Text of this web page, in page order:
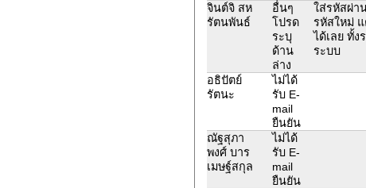
จินต์จิ สห
รัตนพันธ์
อื่นๆ
โปรด
ระบุ
ด้าน
ล่าง
ใส่รหัสผ่า
รหัสใหม่
ได้เลย ทั้ง
ระบบ
อธิปัตย์
รัตนะ
ไม่ได้
รับ E-
mail
ยืนยัน
ณัฐสุภา
พงศ์ บาร
เมษฐ์สกุล
ไม่ได้
รับ E-
mail
ยืนยัน